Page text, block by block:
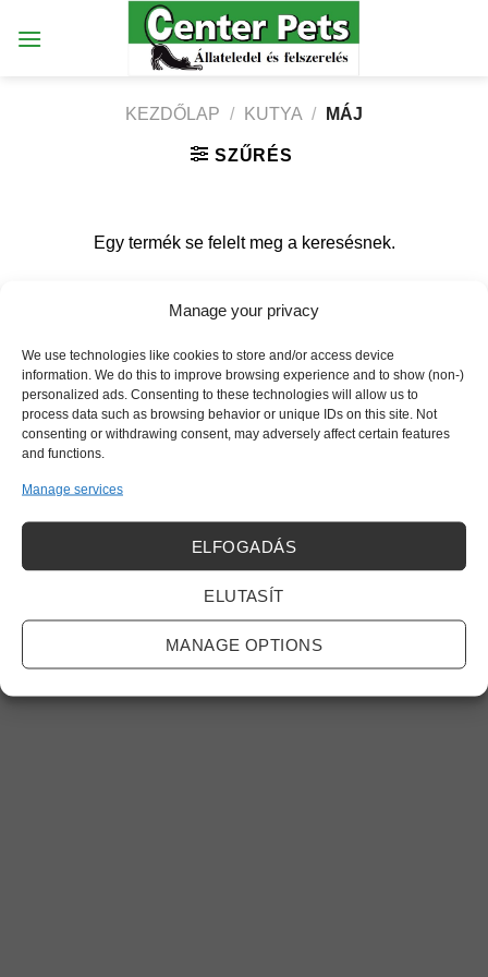
Manage your privacy
We use technologies like cookies to store and/or access device
information. We do this to improve browsing experience and to show (non-)
personalized ads. Consenting to these technologies will allow us to
process data such as browsing behavior or unique IDs on this site. Not
consenting or withdrawing consent, may adversely affect certain features
and functions.
Manage services
ELFOGADÁS
ELUTASÍT
MANAGE OPTIONS
KEZDŐLAP / KUTYA / MÁJ
SZŰRÉS
Egy termék se felelt meg a keresésnek.
[elfsight_facebook_chat id="1"]
ÉRTÉKESÍTÉSI TERÜLETEINK
COOKIE SZABÁLYZAT